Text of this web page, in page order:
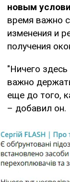
новым
время важно
изменения и
получения
"Ничего
важно
еще до того,
– добавил он.